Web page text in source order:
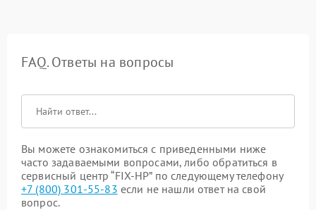
FAQ. Ответы на вопросы
Вы можете ознакомиться с приведенными ниже
часто задаваемыми вопросами, либо обратиться в
сервисный центр “FIX-HP” по следующему телефону
+7 (800) 301-55-83 если не нашли ответ на свой
вопрос.